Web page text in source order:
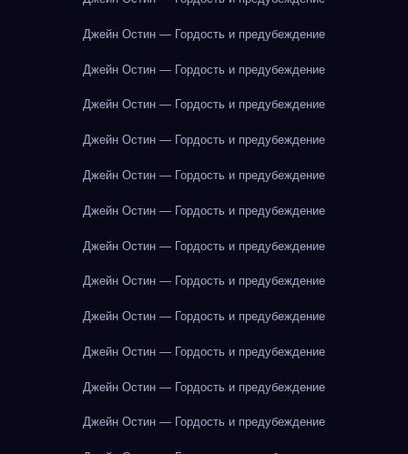
Джейн Остин — Гордость и предубеждение
Джейн Остин — Гордость и предубеждение
Джейн Остин — Гордость и предубеждение
Джейн Остин — Гордость и предубеждение
Джейн Остин — Гордость и предубеждение
Джейн Остин — Гордость и предубеждение
Джейн Остин — Гордость и предубеждение
Джейн Остин — Гордость и предубеждение
Джейн Остин — Гордость и предубеждение
Джейн Остин — Гордость и предубеждение
Джейн Остин — Гордость и предубеждение
Джейн Остин — Гордость и предубеждение